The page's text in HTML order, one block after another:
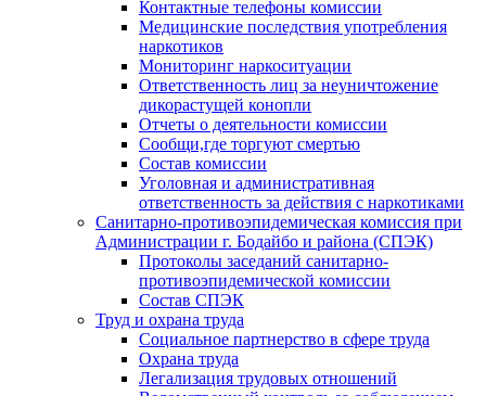
Контактные телефоны комиссии
Медицинские последствия употребления
наркотиков
Мониторинг наркоситуации
Ответственность лиц за неуничтожение
дикорастущей конопли
Отчеты о деятельности комиссии
Сообщи,где торгуют смертью
Состав комиссии
Уголовная и административная
ответственность за действия с наркотиками
Санитарно-противоэпидемическая комиссия при
Администрации г. Бодайбо и района (СПЭК)
Протоколы заседаний санитарно-
противоэпидемической комиссии
Состав СПЭК
Труд и охрана труда
Социальное партнерство в сфере труда
Охрана труда
Легализация трудовых отношений